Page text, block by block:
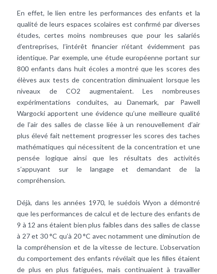
En effet, le lien entre les performances des enfants et la
qualité de leurs espaces scolaires est confirmé par diverses
études, certes moins nombreuses que pour les salariés
d’entreprises, l’intérêt financier n’étant évidemment pas
identique. Par exemple, une étude européenne portant sur
800 enfants dans huit écoles a montré que les scores des
élèves aux tests de concentration diminuaient lorsque les
niveaux de CO2 augmentaient. Les nombreuses
expérimentations conduites, au Danemark, par Pawell
Wargocki apportent une évidence qu’une meilleure qualité
de l’air des salles de classe liée à un renouvellement d’air
plus élevé fait nettement progresser les scores des taches
mathématiques qui nécessitent de la concentration et une
pensée logique ainsi que les résultats des activités
s’appuyant sur le langage et demandant de la
compréhension.
Déjà, dans les années 1970, le suédois Wyon a démontré
que les performances de calcul et de lecture des enfants de
9 à 12 ans étaient bien plus faibles dans des salles de classe
à 27 et 30 °C qu’à 20 °C avec notamment une diminution de
la compréhension et de la vitesse de lecture. L’observation
du comportement des enfants révélait que les filles étaient
de plus en plus fatiguées, mais continuaient à travailler